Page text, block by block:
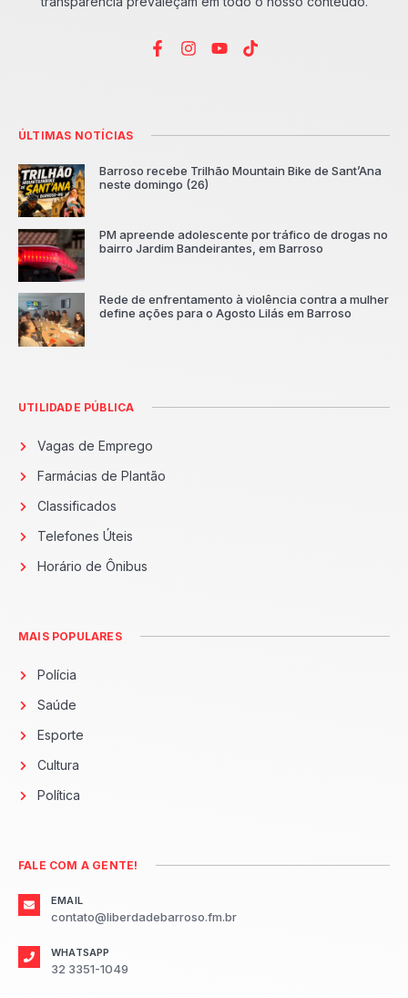
ÚLTIMAS NOTÍCIAS
Barroso recebe Trilhão Mountain Bike de Sant’Ana
neste domingo (26)
PM apreende adolescente por tráfico de drogas no
bairro Jardim Bandeirantes, em Barroso
Rede de enfrentamento à violência contra a mulher
define ações para o Agosto Lilás em Barroso
UTILIDADE PÚBLICA
Vagas de Emprego
Farmácias de Plantão
Classificados
Telefones Úteis
Horário de Ônibus
MAIS POPULARES
Polícia
Saúde
Esporte
Cultura
Política
FALE COM A GENTE!
EMAIL
contato@liberdadebarroso.fm.br
WHATSAPP
32 3351-1049